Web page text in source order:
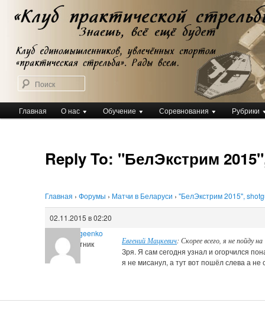
Перейти
основному
содержимому
Клуб практической стрельбы
Клуб практической стрельбы
Главное
меню
Главная О нас Обучение Соревнования Рубрики
Reply To: "БелЭкстрим
Главная › Форумы › Матчи в Беларуси › "БелЭкстрим 2015",
02.11.2015 в 02:20
Tihon Sergeenko
Участник
Евгений Мацкевич: Скорее всего, я не пойду
Зря. Я сам сегодня узнал и огорчился
я не мисанул, а тут вот пошёл слева а не